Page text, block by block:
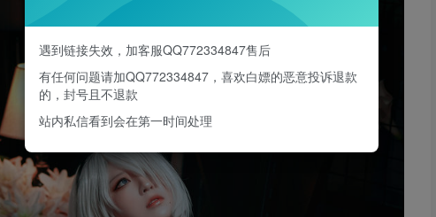
遇到链接失效，加客服QQ772334847售后
有任何问题请加QQ772334847，喜欢白嫖的恶意投诉退款
的，封号且不退款
站内私信看到会在第一时间处理